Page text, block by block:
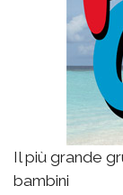
Il più grande
bambini